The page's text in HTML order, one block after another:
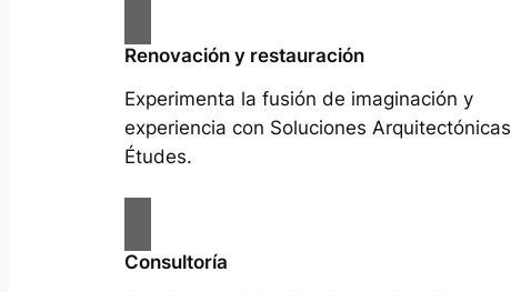
Renovación y restauración
Experimenta la fusión de imaginación y
experiencia con Soluciones Arquitectónicas
Études.
Consultoría